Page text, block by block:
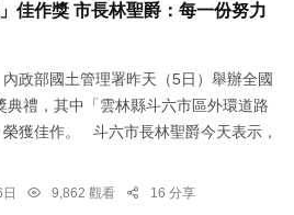
佳作獎 市長林聖爵：每一份努力
內政部國土管理署昨天（5日）舉辦全國
典禮，其中「雲林縣斗六市區外環道路
獲佳作。 斗六市長林聖爵今天表示，
9,862 觀看 16 分享